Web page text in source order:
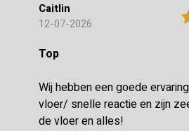
Caitlin
12-07-2026
Top
Wij hebben een goede
vloer/ snelle reactie en zijn
de vloer en alles!